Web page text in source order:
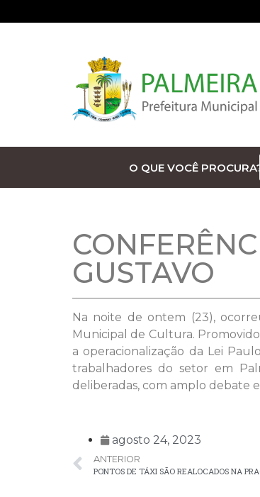
O QUE VOCÊ PROCURA?
GUSTAVO
Na noite de ontem (23),
Municipal de Cultura.
a operacionalização da Lei
trabalhadores do setor em
deliberadas, com amplo debate
agosto 24, 2023
ANTERIOR
PONTOS DE TÁXI SÃO REALOCADOS NA